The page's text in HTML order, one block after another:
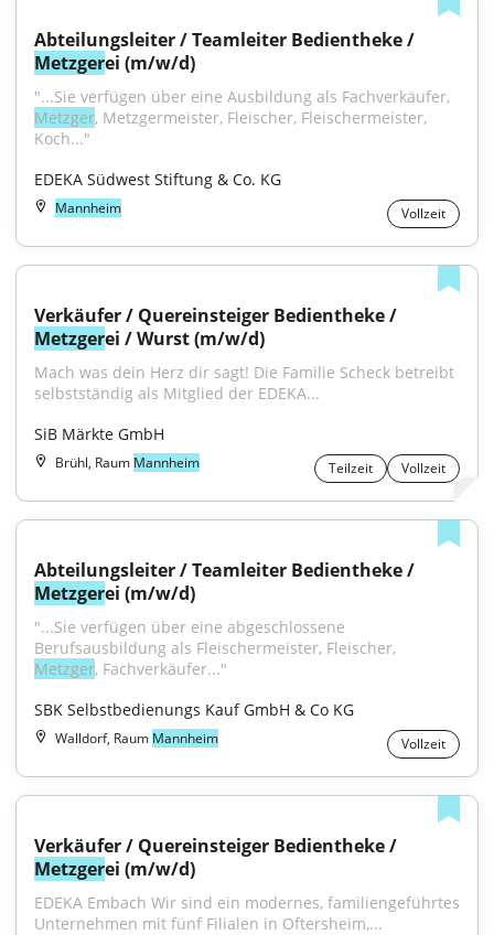
Metzgerei (m/w/d)
Metzger, Metzgermeister, Fleischer, Fleischermeister,
Koch..."
EDEKA Südwest Stiftung & Co. KG
Mannheim Vollzeit
Metzgerei / Wurst (m/w/d)
Mach was dein Herz dir sagt! Die Familie Scheck betreibt
selbstständig als Mitglied der EDEKA...
SiB Märkte GmbH
Brühl, Raum Mannheim Teilzeit Vollzeit
Metzgerei (m/w/d)
"...Sie verfügen über eine abgeschlossene
Metzger, Fachverkäufer..."
SBK Selbstbedienungs Kauf GmbH & Co KG
Walldorf, Raum Mannheim Vollzeit
Metzgerei (m/w/d)
EDEKA Embach Wir sind ein modernes, familiengeführtes
Unternehmen mit fünf Filialen in Oftersheim,...